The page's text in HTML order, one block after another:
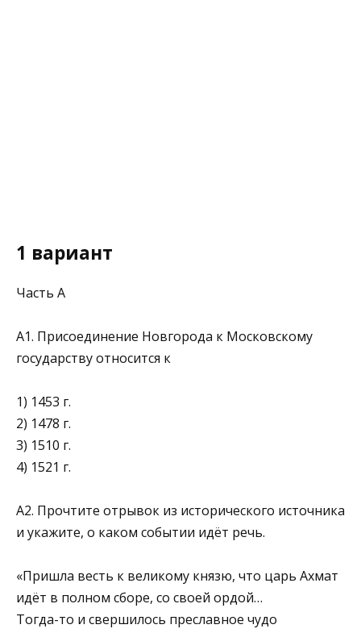
1 вариант
Часть А
А1. Присоединение Новгорода к Московскому
государству относится к
1) 1453 г.
2) 1478 г.
3) 1510 г.
4) 1521 г.
А2. Прочтите отрывок из исторического источника
и укажите, о каком событии идёт речь.
«Пришла весть к великому князю, что царь Ахмат
идёт в полном сборе, со своей ордой…
Тогда-то и свершилось преславное чудо